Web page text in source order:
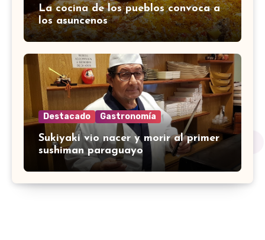
La cocina de los pueblos convoca a
los asuncenos
Destacado Gastronomía
Sukiyaki vio nacer y morir al primer
sushiman paraguayo